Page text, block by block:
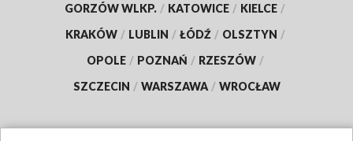
GORZÓW WLKP. / KATOWICE / KIELCE /
KRAKÓW / LUBLIN / ŁÓDŹ / OLSZTYN /
OPOLE / POZNAŃ / RZESZÓW /
SZCZECIN / WARSZAWA / WROCŁAW